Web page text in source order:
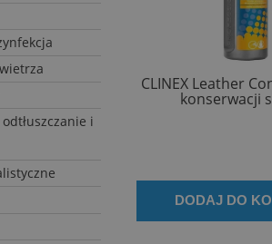
i
CLINEX Leather
konserwacji
DODAJ DO